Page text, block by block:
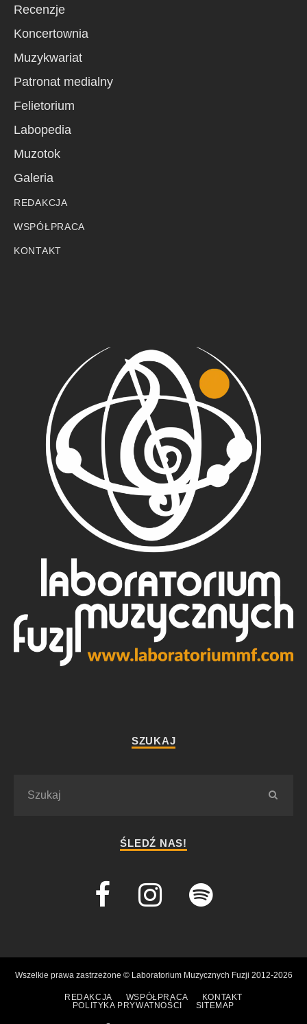
Recenzje
Koncertownia
Muzykwariat
Patronat medialny
Felietorium
Labopedia
Muzotok
Galeria
REDAKCJA
WSPÓŁPRACA
KONTAKT
SZUKAJ
ŚLEDŹ NAS!
Wszelkie prawa zastrzeżone © Laboratorium Muzycznych Fuzji 2012-2026
REDAKCJA WSPÓŁPRACA
KONTAKT
POLITYKA PRYWATNOŚCI
SITEMAP